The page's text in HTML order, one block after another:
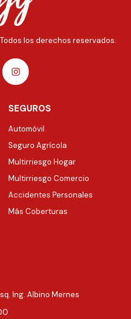
los derechos reservados.
SEGUROS
Automóvil
Seguro Agrícola
Multirriesgo Hogar
Multirriesgo Comercio
Accidentes Personales
Más Coberturas
Ing. Albino Mernes